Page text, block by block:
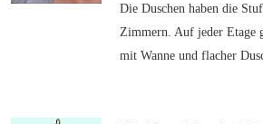
Die Duschen haben die
Zimmern. Auf jeder Etage
mit Wanne und flacher